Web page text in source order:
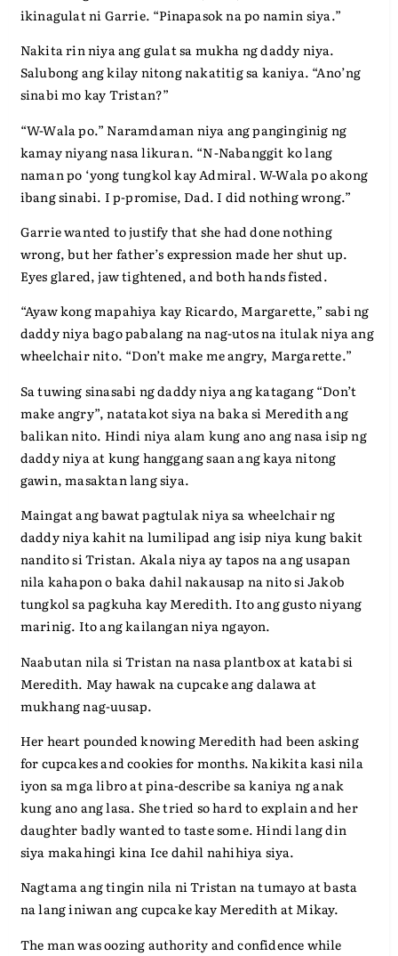
ikinagulat ni Garrie. “Pinapasok na po namin siya.”
Nakita rin niya ang gulat sa mukha ng daddy niya.
Salubong ang kilay nitong nakatitig sa kaniya. “Ano’ng
sinabi mo kay Tristan?”
“W-Wala po.” Naramdaman niya ang panginginig ng
kamay niyang nasa likuran. “N-Nabanggit ko lang
naman po ‘yong tungkol kay Admiral. W-Wala po akong
ibang sinabi. I p-promise, Dad. I did nothing wrong.”
Garrie wanted to justify that she had done nothing
wrong, but her father’s expression made her shut up.
Eyes glared, jaw tightened, and both hands fisted.
“Ayaw kong mapahiya kay Ricardo, Margarette,” sabi ng
daddy niya bago pabalang na nag-utos na itulak niya ang
wheelchair nito. “Don’t make me angry, Margarette.”
Sa tuwing sinasabi ng daddy niya ang katagang “Don’t
make angry”, natatakot siya na baka si Meredith ang
balikan nito. Hindi niya alam kung ano ang nasa isip ng
daddy niya at kung hanggang saan ang kaya nitong
gawin, masaktan lang siya.
Maingat ang bawat pagtulak niya sa wheelchair ng
daddy niya kahit na lumilipad ang isip niya kung bakit
nandito si Tristan. Akala niya ay tapos na ang usapan
nila kahapon o baka dahil nakausap na nito si Jakob
tungkol sa pagkuha kay Meredith. Ito ang gusto niyang
marinig. Ito ang kailangan niya ngayon.
Naabutan nila si Tristan na nasa plantbox at katabi si
Meredith. May hawak na cupcake ang dalawa at
mukhang nag-uusap.
Her heart pounded knowing Meredith had been asking
for cupcakes and cookies for months. Nakikita kasi nila
iyon sa mga libro at pina-describe sa kaniya ng anak
kung ano ang lasa. She tried so hard to explain and her
daughter badly wanted to taste some. Hindi lang din
siya makahingi kina Ice dahil nahihiya siya.
Nagtama ang tingin nila ni Tristan na tumayo at basta
na lang iniwan ang cupcake kay Meredith at Mikay.
The man was oozing authority and confidence while